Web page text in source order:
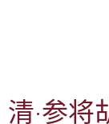
清·参